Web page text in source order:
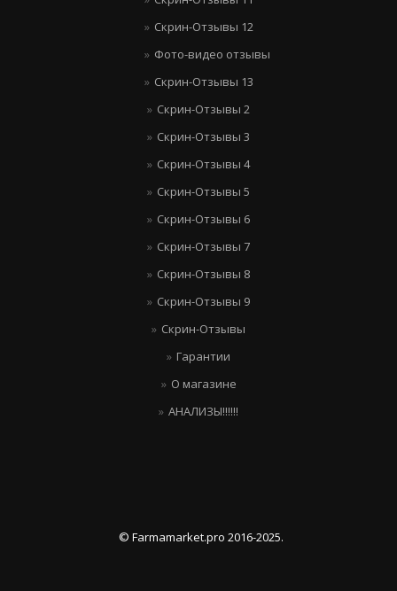
Скрин-Отзывы 12
Фото-видео отзывы
Скрин-Отзывы 13
Скрин-Отзывы 2
Скрин-Отзывы 3
Скрин-Отзывы 4
Скрин-Отзывы 5
Скрин-Отзывы 6
Скрин-Отзывы 7
Скрин-Отзывы 8
Скрин-Отзывы 9
Скрин-Отзывы
Гарантии
О магазине
АНАЛИЗЫ!!!!!!
© Farmamarket.pro 2016-2025.